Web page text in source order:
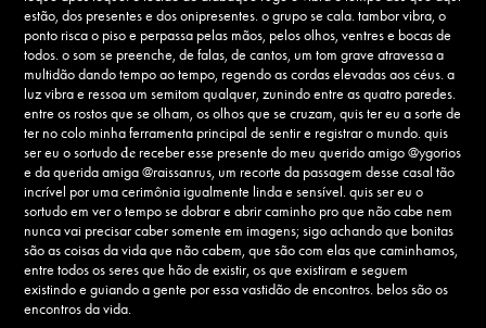
estão, dos presentes e dos onipresentes. o grupo se cala. tambor vibra, o
ponto risca o piso e perpassa pelas mãos, pelos olhos, ventres e bocas de
todos. o som se preenche, de falas, de cantos, um tom grave atravessa a
multidão dando tempo ao tempo, regendo as cordas elevadas aos céus. a
luz vibra e ressoa um semitom qualquer, zunindo entre as quatro paredes.
entre os rostos que se olham, os olhos que se cruzam, quis ter eu a sorte de
ter no colo minha ferramenta principal de sentir e registrar o mundo. quis
ser eu o sortudode receber esse presente do meu querido amigo @ygorios
e da querida amiga @raissanrus, um recorte da passagem desse casal tão
incrível por uma cerimônia igualmente linda e sensível. quis ser eu o
sortudo em ver o tempo se dobrar e abrir caminho pro que não cabe nem
nunca vai precisar caber somente em imagens; sigo achando que bonitas
são as coisas da vida que não cabem, que são com elas que caminhamos,
entre todos os seres que hão de existir, os que existiram e seguem
existindo e guiando a gente por essa vastidão de encontros. belos são os
encontros da vida.